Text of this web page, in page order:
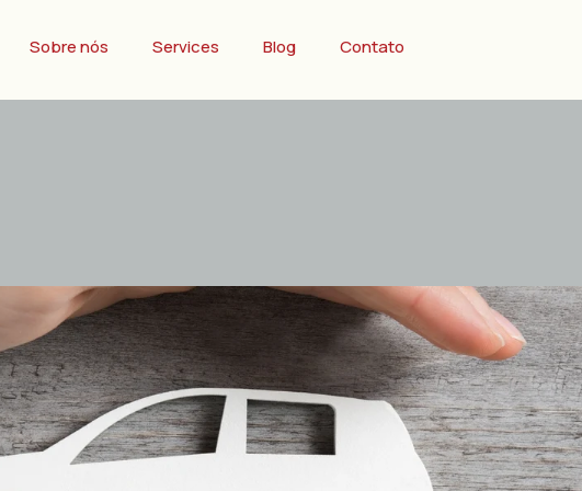
Sobre nós Services Blog Contato